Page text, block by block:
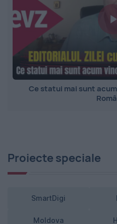
Ce statui mai sunt
Proiecte speciale
SmartDigi
Moldova